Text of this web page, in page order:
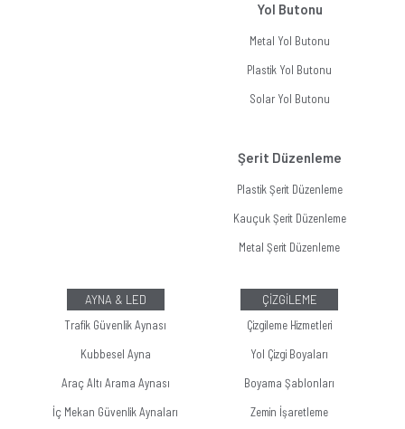
Yol Butonu
Metal Yol Butonu
Plastik Yol Butonu
Solar Yol Butonu
Şerit Düzenleme
Plastik Şerit Düzenleme
Kauçuk Şerit Düzenleme
Metal Şerit Düzenleme
AYNA & LED
Trafik Güvenlik Aynası
Kubbesel Ayna
Araç Altı Arama Aynası
İç Mekan Güvenlik Aynaları
ÇİZGİLEME
Çizgileme Hizmetleri
Yol Çizgi Boyaları
Boyama Şablonları
Zemin İşaretleme